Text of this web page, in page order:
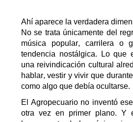
Ahí aparece la verdadera
No se trata únicamente del
música popular, carrilera o
tendencia nostálgica. Lo que
una reivindicación cultural
hablar, vestir y vivir que
como algo que debía ocultarse.
El Agropecuario no inventó
otra vez en primer plano. Y